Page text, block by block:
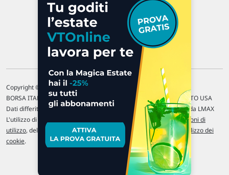
Commenti e segnalazioni
Contattaci
Copyright © 1996-2026 Traderlink Italia s.r.l.
BORSA ITALIANA Quotazioni di borsa differite di 15 min. / MERCATO USA
Dati differiti di 15 min. (fonte Intrinio) / FOREX Quotazioni fornite da LMAX
L'utilizzo di questo sito implica l'accettazione delle nostre Condizioni di
utilizzo, del Disclaimer MAR, delle Politiche sulla privacye dell' Utilizzo dei
cookie.